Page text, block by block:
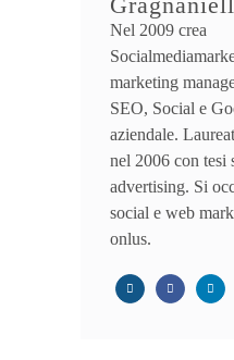
Nel 2009 crea
marketing
SEO, Social e
aziendale.
nel 2006 con tesi
advertising. Si
social e web
onlus.